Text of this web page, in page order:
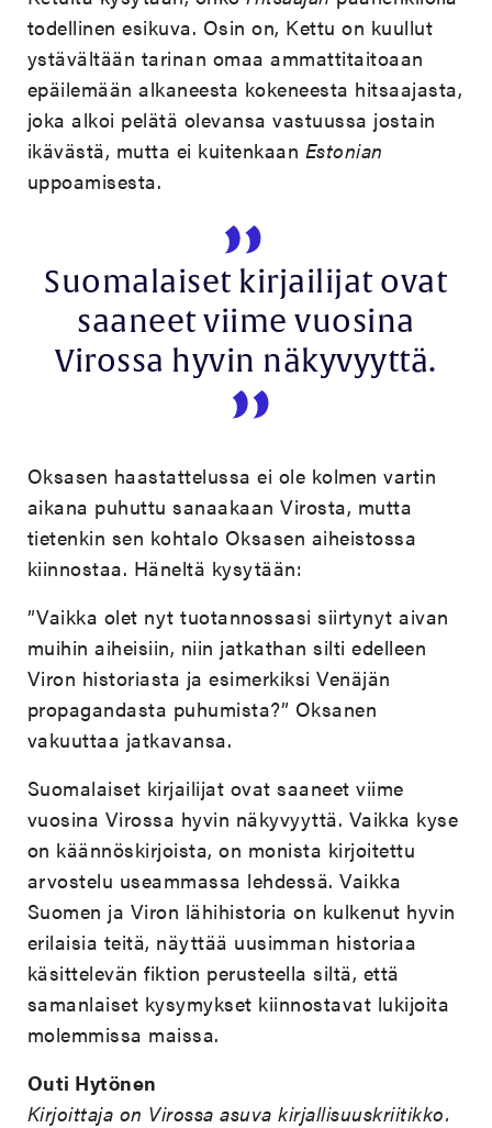
todellinen esikuva. Osin on, Kettu on kuullut
ystävältään tarinan omaa ammattitaitoaan
epäilemään alkaneesta kokeneesta hitsaajasta,
joka alkoi pelätä olevansa vastuussa jostain
ikävästä, mutta ei kuitenkaan Estonian
uppoamisesta.
Suomalaiset kirjailijat ovat
saaneet viime vuosina
Virossa hyvin näkyvyyttä.
Oksasen haastattelussa ei ole kolmen vartin
aikana puhuttu sanaakaan Virosta, mutta
tietenkin sen kohtalo Oksasen aiheistossa
kiinnostaa. Häneltä kysytään:
”Vaikka olet nyt tuotannossasi siirtynyt aivan
muihin aiheisiin, niin jatkathan silti edelleen
Viron historiasta ja esimerkiksi Venäjän
propagandasta puhumista?” Oksanen
vakuuttaa jatkavansa.
Suomalaiset kirjailijat ovat saaneet viime
vuosina Virossa hyvin näkyvyyttä. Vaikka kyse
on käännöskirjoista, on monista kirjoitettu
arvostelu useammassa lehdessä. Vaikka
Suomen ja Viron lähihistoria on kulkenut hyvin
erilaisia teitä, näyttää uusimman historiaa
käsittelevän fiktion perusteella siltä, että
samanlaiset kysymykset kiinnostavat lukijoita
molemmissa maissa.
Outi Hytönen
Kirjoittaja on Virossa asuva kirjallisuuskriitikko.